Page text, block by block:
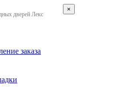
дверей Лекс
×
заказа